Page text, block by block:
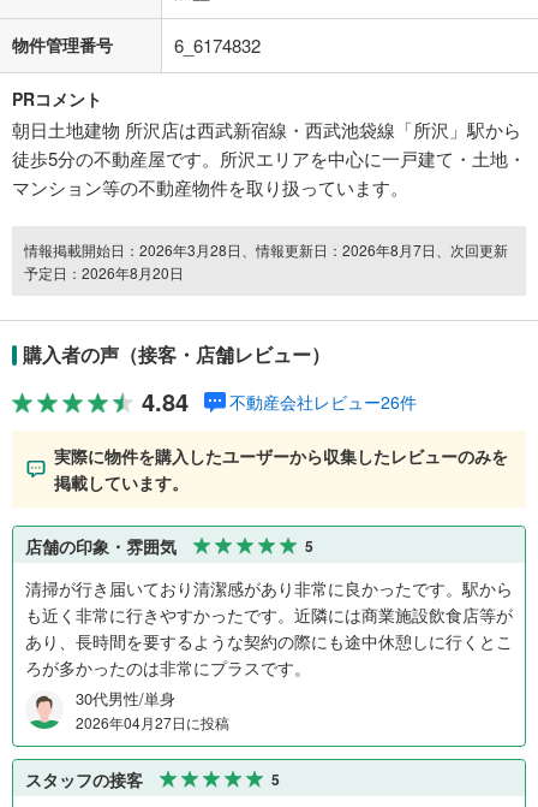
物件管理番号 6_6174832
PRコメント
朝日土地建物 所沢店は西武新宿線・西武池袋線「所沢」駅から
徒歩5分の不動産屋です。所沢エリアを中心に一戸建て・土地・
マンション等の不動産物件を取り扱っています。
情報掲載開始日：2026年3月28日、情報更新日：2026年8月7日、次回更新
予定日：2026年8月20日
購入者の声（接客・店舗レビュー）
4.84 不動産会社レビュー26件
実際に物件を購入したユーザーから収集したレビューのみを
掲載しています。
店舗の印象・雰囲気 5
清掃が行き届いており清潔感があり非常に良かったです。駅から
も近く非常に行きやすかったです。近隣には商業施設飲食店等が
あり、長時間を要するような契約の際にも途中休憩しに行くとこ
ろが多かったのは非常にプラスです。
30代男性/単身
2026年04月27日に投稿
スタッフの接客 5